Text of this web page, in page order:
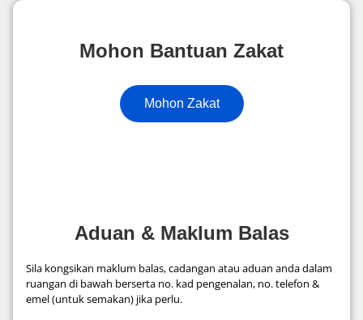
Mohon Bantuan Zakat
Mohon Zakat
Aduan & Maklum Balas
Sila kongsikan maklum balas, cadangan atau aduan anda dalam
ruangan di bawah berserta no. kad pengenalan, no. telefon &
emel (untuk semakan) jika perlu.